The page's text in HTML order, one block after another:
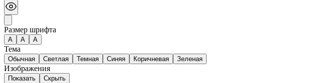
Размер шрифта
А A A
Тема
Обычная Светлая Темная Синяя Коричневая Зеленая
Изображения
Показать Скрыть